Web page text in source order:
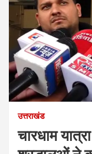
उत्तराखंड
चारधाम